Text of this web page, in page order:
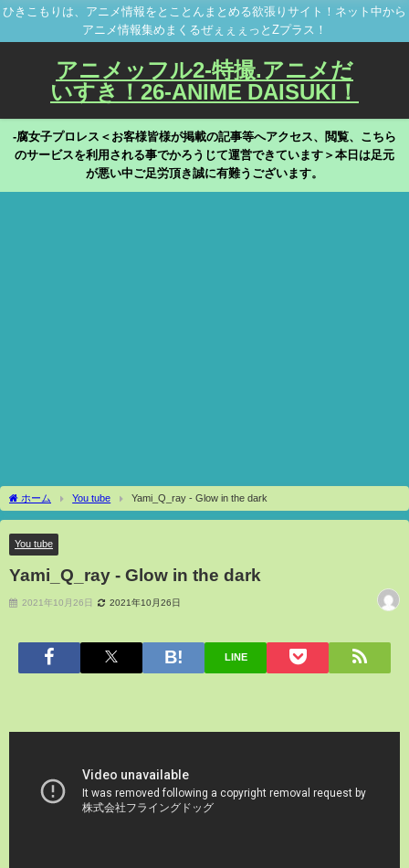
ひきこもりは、アニメ情報をとことんまとめる欲張りサイト！ネット中から
アニメ情報集めまくるぜぇぇぇっとZプラス！
アニメッフル2-特撮.アニメだ
いすき！26-ANIME DAISUKI！
-腐女子プロレス＜お客様皆様が掲載の記事等へアクセス、閲覧、こちら
のサービスを利用される事でかろうじて運営できています＞本日は足元
が悪い中ご足労頂き誠に有難うございます。
ホーム You tube Yami_Q_ray - Glow in the dark
You tube
Yami_Q_ray - Glow in the dark
2021年10月26日 2021年10月26日
LINE